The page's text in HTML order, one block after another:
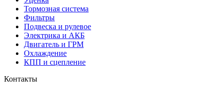
Тормозная система
Фильтры
Подвеска и рулевое
Электрика и АКБ
Двигатель и ГРМ
Охлаждение
КПП и сцепление
Контакты